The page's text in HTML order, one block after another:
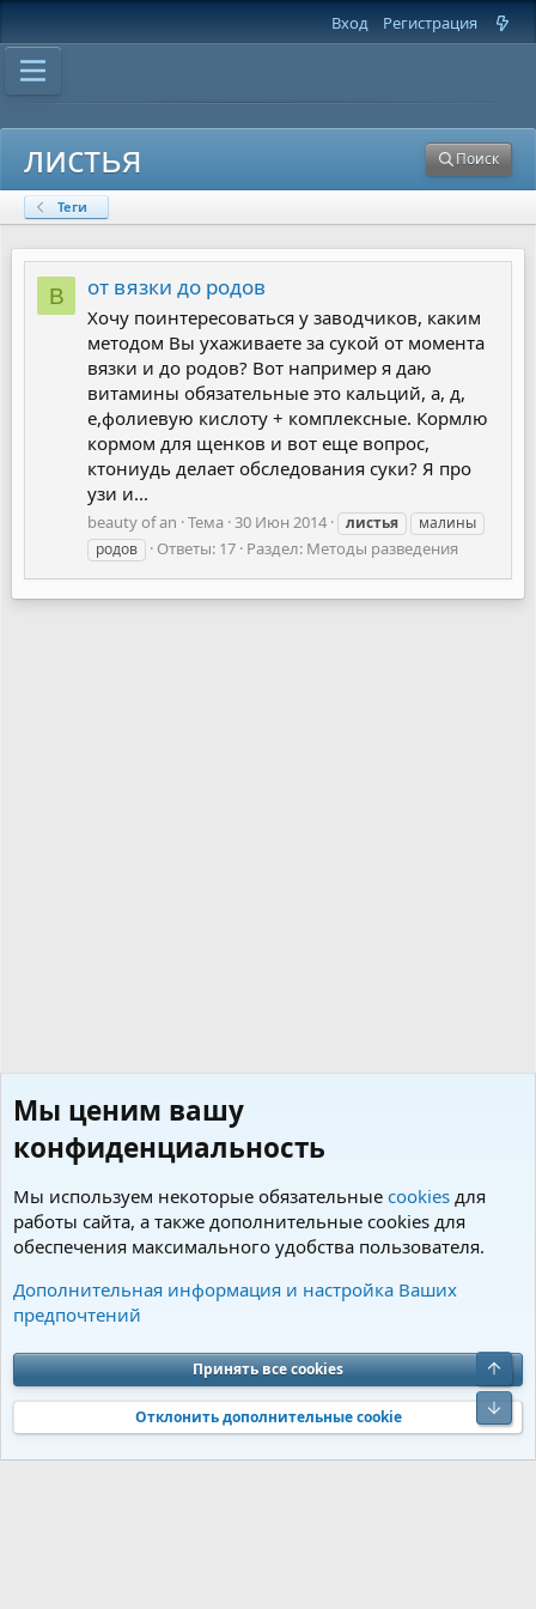
Вход Регистрация
листья Поиск
Теги
B от вязки до родов
Хочу поинтересоваться у заводчиков, каким
методом Вы ухаживаете за сукой от момента
вязки и до родов? Вот например я даю
витамины обязательные это кальций, а, д,
е,фолиевую кислоту + комплексные. Кормлю
кормом для щенков и вот еще вопрос,
ктониудь делает обследования суки? Я про
узи и...
beauty of an Тема 30 Июн 2014 листья
малины
родов
Ответы: 17 Раздел: Методы разведения
Теги
Cookies Charm by DCom
Обратная связь
Условия и правила
Политика конфиденциальности
Помощь
S
S
Community platform by XenForo® © 2010-2026 XenForo Ltd. Перевод от
Jumuro®|Media embeds via s9e/MediaSites
Мы ценим вашу
конфиденциальность
Мы используем некоторые обязательные cookies для
работы сайта, а также дополнительные cookies для
обеспечения максимального удобства пользователя.
Дополнительная информация и настройка Ваших
предпочтений
Принять все cookies
Отклонить дополнительные cookie
Верх
Низ